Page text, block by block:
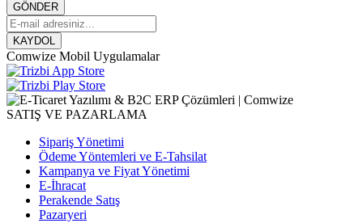
GÖNDER
KAYDOL
Comwize Mobil Uygulamalar
SATIŞ VE PAZARLAMA
Sipariş Yönetimi
Ödeme Yöntemleri ve E-Tahsilat
Kampanya ve Fiyat Yönetimi
E-İhracat
Perakende Satış
Pazaryeri